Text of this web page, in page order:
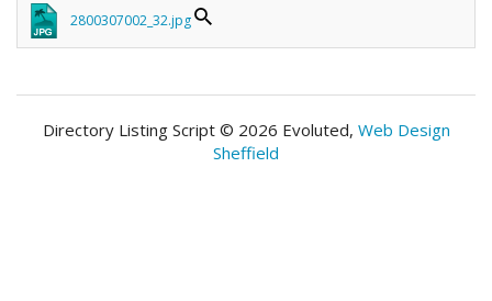
2800307002_32.jpg
Directory Listing Script © 2026 Evoluted, Web Design
Sheffield